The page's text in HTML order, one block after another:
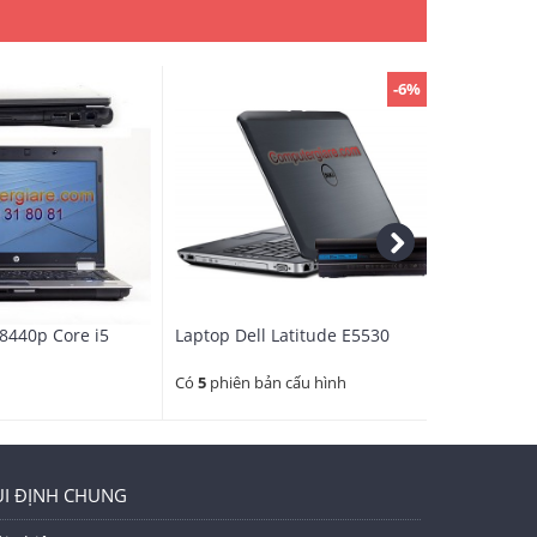
IT, Kỹ
Core i5
-6%
Laptop Dell Latitude E5530
Có 5phiên bản cấu hình
ĐỊNH CHUNG